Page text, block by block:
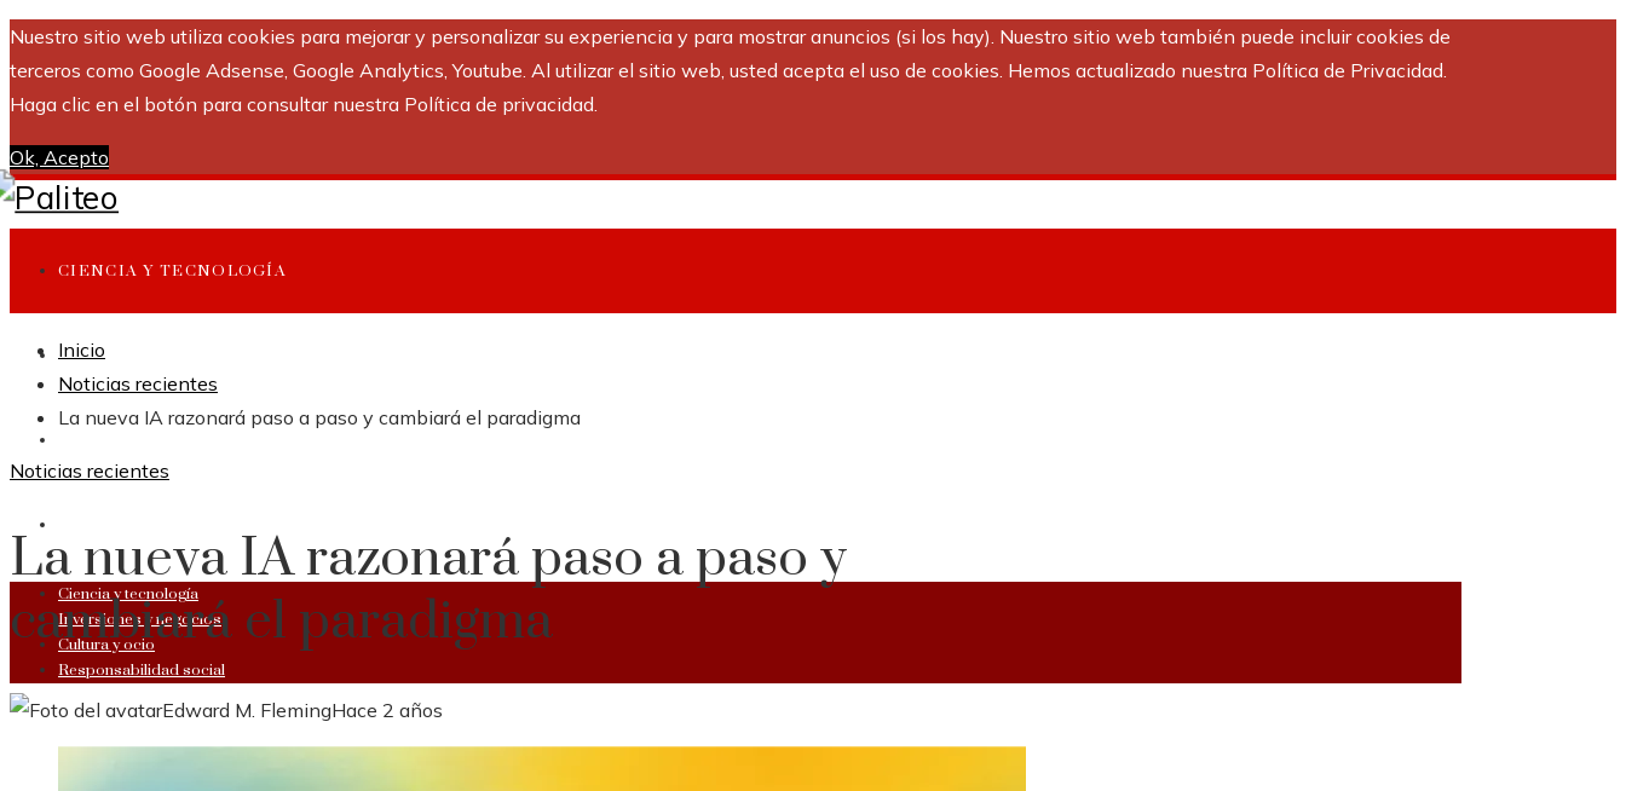
Nuestro sitio web utiliza cookies para mejorar y personalizar su experiencia y para mostrar anuncios (si los hay). Nuestro sitio web también puede incluir cookies de
terceros como Google Adsense, Google Analytics, Youtube. Al utilizar el sitio web, usted acepta el uso de cookies. Hemos actualizado nuestra Política de Privacidad.
Haga clic en el botón para consultar nuestra Política de privacidad.
Ok, Acepto
CIENCIA Y TECNOLOGÍA
INVERSIONES Y NEGOCIOS
Ciencia y tecnología
Inversiones y negocios
Cultura y ocio
Responsabilidad social
Inicio
Noticias recientes
La nueva IA razonará paso a paso y cambiará el paradigma
Noticias recientes
La nueva IA razonará paso a paso y
cambiará el paradigma
Edward M. FlemingHace 2 años